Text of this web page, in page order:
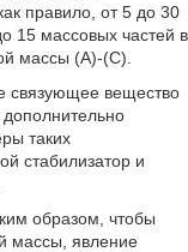
правило, от 5 до 30
15 массовых частей в
массы (A)-(C).
связующее вещество
таких
стабилизатор и
образом, чтобы
массы, явление